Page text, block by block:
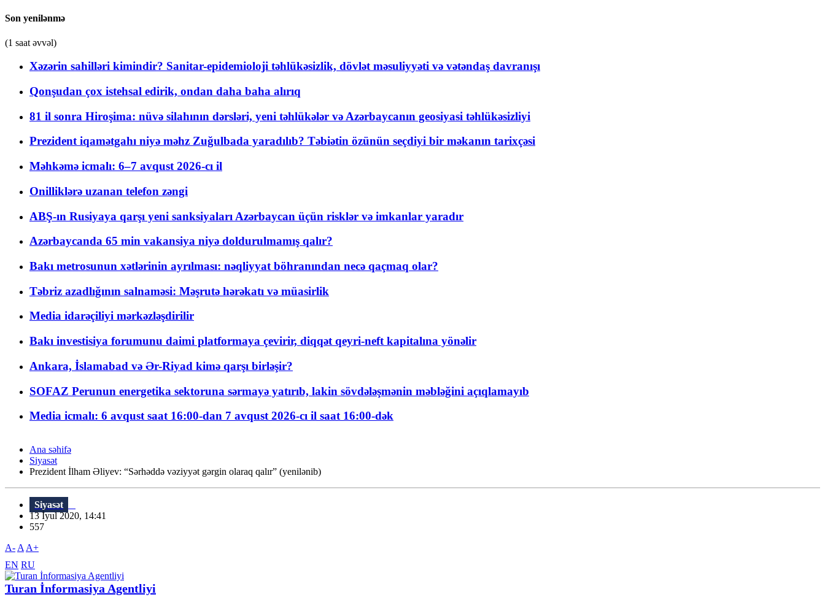
Son yenilənmə
(1 saat əvvəl)
Xəzərin sahilləri kimindir? Sanitar-epidemioloji təhlükəsizlik, dövlət məsuliyyəti və vətəndaş davranışı
Qonşudan çox istehsal edirik, ondan daha baha alırıq
81 il sonra Hiroşima: nüvə silahının dərsləri, yeni təhlükələr və Azərbaycanın geosiyasi təhlükəsizliyi
Prezident iqamətgahı niyə məhz Zuğulbada yaradılıb? Təbiətin özünün seçdiyi bir məkanın tarixçəsi
Məhkəmə icmalı: 6–7 avqust 2026-cı il
Onilliklərə uzanan telefon zəngi
ABŞ-ın Rusiyaya qarşı yeni sanksiyaları Azərbaycan üçün risklər və imkanlar yaradır
Azərbaycanda 65 min vakansiya niyə doldurulmamış qalır?
Bakı metrosunun xətlərinin ayrılması: nəqliyyat böhranından necə qaçmaq olar?
Təbriz azadlığının salnaməsi: Məşrutə hərəkatı və müasirlik
Media idarəçiliyi mərkəzləşdirilir
Bakı investisiya forumunu daimi platformaya çevirir, diqqət qeyri-neft kapitalına yönəlir
Ankara, İslamabad və Ər-Riyad kimə qarşı birləşir?
SOFAZ Perunun energetika sektoruna sərmayə yatırıb, lakin sövdələşmənin məbləğini açıqlamayıb
Media icmalı: 6 avqust saat 16:00-dan 7 avqust 2026-cı il saat 16:00-dək
Ana səhifə
Siyasət
Prezident İlham Əliyev: “Sərhəddə vəziyyət gərgin olaraq qalır” (yenilənib)
Siyasət
13 İyul 2020, 14:41
557
A- A A+
EN RU
Turan İnformasiya Agentliyi